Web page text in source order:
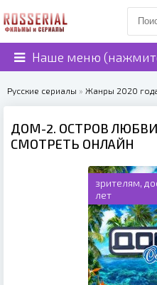
Наше меню
Русские сериалы » Жанры 2020
ДОМ-2. ОСТРОВ ЛЮБВИ
СМОТРЕТЬ ОНЛАЙН
зрителям,
лет